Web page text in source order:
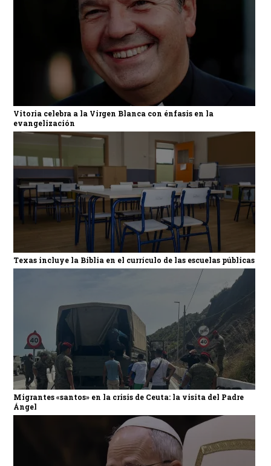
Vitoria celebra a la Virgen Blanca con énfasis en la
evangelización
Texas incluye la Biblia en el currículo de las escuelas públicas
Migrantes «santos» en la crisis de Ceuta: la visita del Padre
Ángel